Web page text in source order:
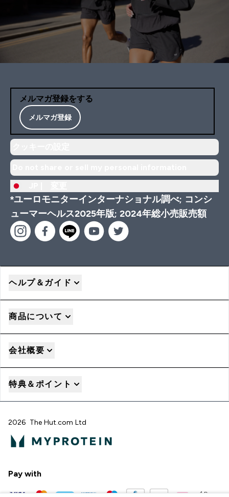
メルマガ登録をする
メルマガ登録
*ユーロモニターインターナショナル調べ; コンシ
ューマーヘルス2025年版; 2024年総小売販売額
ヘルプ＆ガイド
商品について
会社概要
特典＆ポイント
2026 The Hut.com Ltd
Pay with